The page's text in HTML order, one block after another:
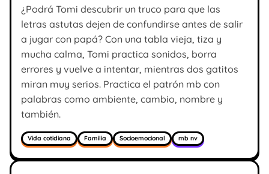
¿Podrá Tomi descubrir un truco para que las
letras astutas dejen de confundirse antes de salir
a jugar con papá? Con una tabla vieja, tiza y
mucha calma, Tomi practica sonidos, borra
errores y vuelve a intentar, mientras dos gatitos
miran muy serios. Practica el patrón mb con
palabras como ambiente, cambio, nombre y
también.
Vida cotidiana Familia Socioemocional mb nv